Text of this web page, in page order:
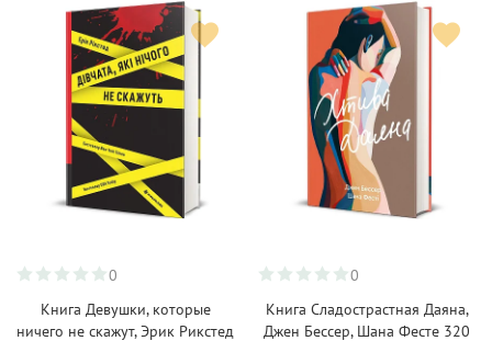
0
Книга Девушки, которые
ничего не скажут, Эрик Рикстед
0
Книга Сладострастная Даяна,
Джен Бессер, Шана Фестe 320